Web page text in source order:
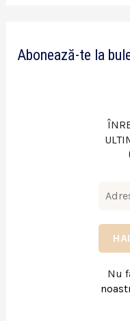
o
Abonează-te la
Nu